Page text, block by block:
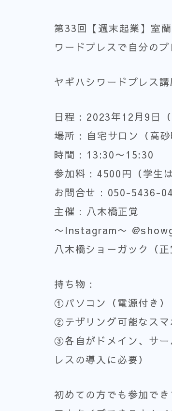
第33回【週末起業】室
ワードプレスで自分の
ヤギハシワードプレス
日程 : 2023年12月9日（
場所 : 自宅サロン（高砂
時間 : 13:30〜15:30
参加料 : 4500円（学生
お問合せ : 050-5436-
主催 : 八木橋正覚
〜Instagram〜
八木橋ショーガック（正
持ち物 :
①パソコン（電源付き）
②テザリング可能なスマ
③各自がドメイン、サー
レスの導入に必要）
初めての方でも参加でき